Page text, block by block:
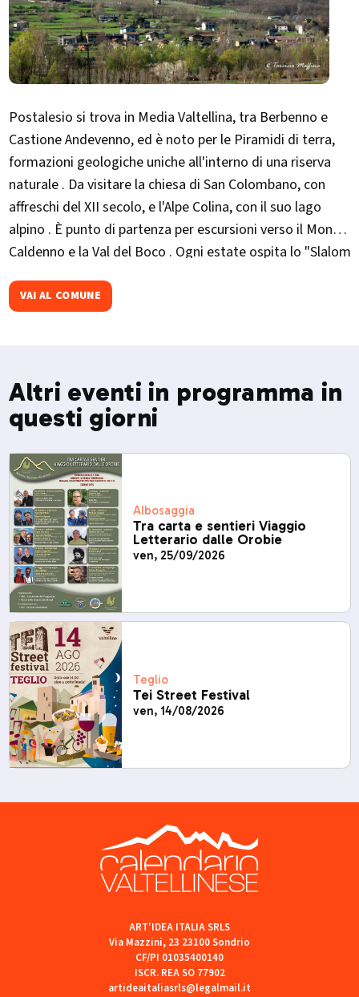
Postalesio si trova in Media Valtellina, tra Berbenno e
Castione Andevenno, ed è noto per le Piramidi di terra,
formazioni geologiche uniche all'interno di una riserva
naturale . Da visitare la chiesa di San Colombano, con
affreschi del XII secolo, e l'Alpe Colina, con il suo lago
alpino . È punto di partenza per escursioni verso il Monte
Caldenno e la Val del Boco . Ogni estate ospita lo "Slalom
musica e degustazioni .​
VAI AL COMUNE
Altri eventi in programma in
questi giorni
Albosaggia
Tra carta e sentieri Viaggio
Letterario dalle Orobie
ven, 25/09/2026
Teglio
Tei Street Festival
ven, 14/08/2026
ART'IDEA ITALIA SRLS
Via Mazzini, 23 23100 Sondrio
CF/PI 01035400140
ISCR. REA SO 77902
artideaitaliasrls@legalmail.it